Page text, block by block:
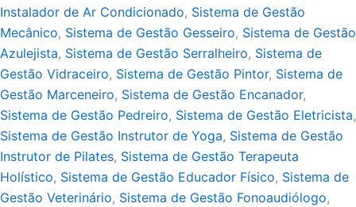
Instalador de Ar Condicionado, Sistema de Gestão
Mecânico, Sistema de Gestão Gesseiro, Sistema de Gestão
Azulejista, Sistema de Gestão Serralheiro, Sistema de
Gestão Vidraceiro, Sistema de Gestão Pintor, Sistema de
Gestão Marceneiro, Sistema de Gestão Encanador,
Sistema de Gestão Pedreiro, Sistema de Gestão Eletricista,
Sistema de Gestão Instrutor de Yoga, Sistema de Gestão
Instrutor de Pilates, Sistema de Gestão Terapeuta
Holístico, Sistema de Gestão Educador Físico, Sistema de
Gestão Veterinário, Sistema de Gestão Fonoaudiólogo,